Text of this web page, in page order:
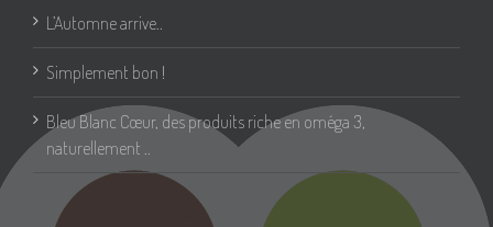
L’Automne arrive..
Simplement bon !
Bleu Blanc Cœur, des produits riche en oméga 3,
naturellement ..